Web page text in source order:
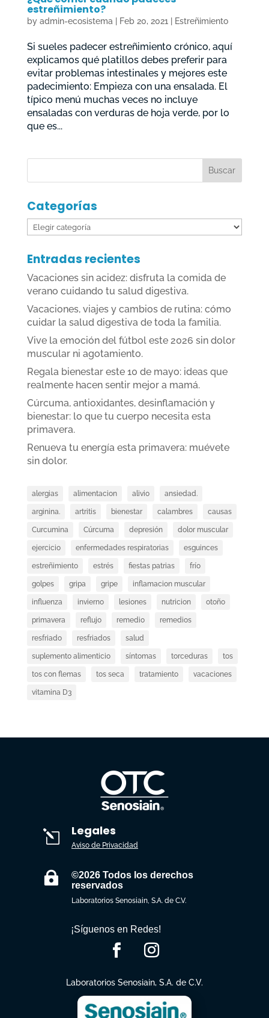
estreñimiento?
by admin-ecosistema Feb 20, 2021 Estreñimiento
Si sueles padecer estreñimiento crónico, aquí
explicamos qué platillos debes preferir para
evitar problemas intestinales y mejores este
padecimiento: Empieza con una ensalada. El
típico menú muchas veces no incluye
ensaladas con verduras de hoja verde, por lo
que es...
Categorías
Categorías
Entradas recientes
Vacaciones sin acidez: disfruta la comida de
verano cuidando tu salud digestiva.
Vacaciones, viajes y cambios de rutina: cómo
cuidar la salud digestiva de toda la familia.
Vive la emoción del fútbol este 2026 sin dolor
muscular ni agotamiento.
Regala bienestar este 10 de mayo: ideas que
realmente hacen sentir mejor a mamá.
Cúrcuma, antioxidantes, desinflamación y
bienestar: lo que tu cuerpo necesita esta
primavera.
Renueva tu energía esta primavera: muévete
sin dolor.
alergias alimentacion alivio ansiedad.
arginina. artritis bienestar calambres causas
Curcumina Cúrcuma depresión dolor muscular
ejercicio enfermedades respiratorias esguinces
estreñimiento estrés fiestas patrias frío
golpes gripa gripe inflamacion muscular
influenza invierno lesiones nutricion otoño
primavera reflujo remedio remedios
resfriado resfriados salud
suplemento alimenticio síntomas torceduras tos
tos con flemas tos seca tratamiento vacaciones
vitamina D3
l Legales
Aviso de Privacidad

©2026 Todos los derechos
reservados
Laboratorios Senosiain, S.A. de C.V.
¡Síguenos en Redes!
Laboratorios Senosiain, S.A. de C.V.